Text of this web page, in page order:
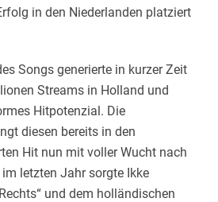
in den Niederlanden platziert
Songs generierte in kurzer Zeit
Streams in Holland und
Hitpotenzial. Die
diesen bereits in den
Hit nun mit voller Wucht nach
letzten Jahr sorgte Ikke
und dem holländischen